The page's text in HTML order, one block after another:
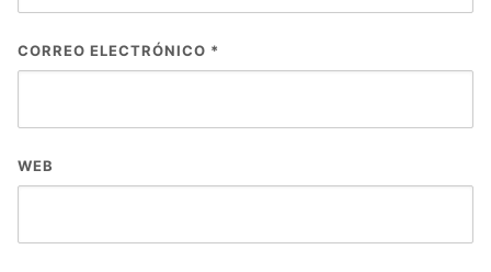
CORREO ELECTRÓNICO *
WEB